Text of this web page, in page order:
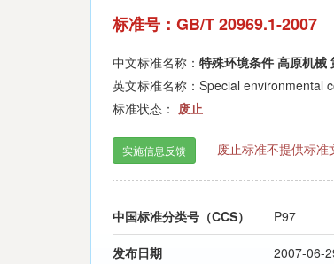
标准号：GB/T 20969.1-2007
中文标准名称： 特殊环境条件 高原机械
英文标准名称：Special environmental
标准状态： 废止
实施信息反馈 废止标准不提供标准
中国标准分类号（CCS） P97
发布日期 2007-06-